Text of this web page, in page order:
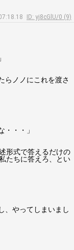
ID: yj8cGlU/0 (9)
らノノにこれを渡さ
・・」
形式で答えるだけの
たちに答えろ、とい
、やってしまいまし